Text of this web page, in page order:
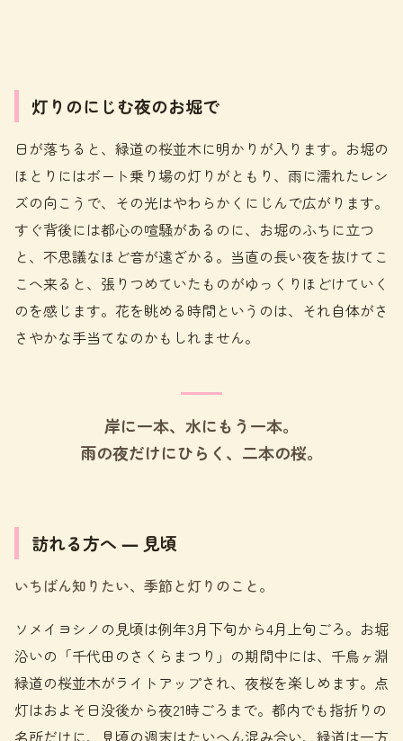
灯りのにじむ夜のお堀で
日が落ちると、緑道の桜並木に明かりが入ります。お堀の
ほとりにはボート乗り場の灯りがともり、雨に濡れたレン
ズの向こうで、その光はやわらかくにじんで広がります。
すぐ背後には都心の喧騒があるのに、お堀のふちに立つ
と、不思議なほど音が遠ざかる。当直の長い夜を抜けてこ
こへ来ると、張りつめていたものがゆっくりほどけていく
のを感じます。花を眺める時間というのは、それ自体がさ
さやかな手当てなのかもしれません。
岸に一本、水にもう一本。
雨の夜だけにひらく、二本の桜。
訪れる方へ ― 見頃
いちばん知りたい、季節と灯りのこと。
ソメイヨシノの見頃は例年3月下旬から4月上旬ごろ。お堀
沿いの「千代田のさくらまつり」の期間中には、千鳥ヶ淵
緑道の桜並木がライトアップされ、夜桜を楽しめます。点
灯はおよそ日没後から夜21時ごろまで。都内でも指折りの
名所だけに、見頃の週末はたいへん混み合い、緑道は一方